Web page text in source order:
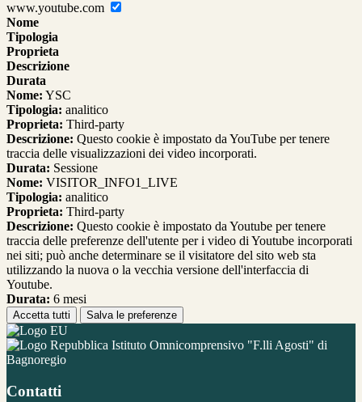
www.youtube.com
Nome
Tipologia
Proprieta
Descrizione
Durata
Nome: YSC
Tipologia: analitico
Proprieta: Third-party
Descrizione: Questo cookie è impostato da YouTube per tenere
traccia delle visualizzazioni dei video incorporati.
Durata: Sessione
Nome: VISITOR_INFO1_LIVE
Tipologia: analitico
Proprieta: Third-party
Descrizione: Questo cookie è impostato da Youtube per tenere
traccia delle preferenze dell'utente per i video di Youtube incorporati
nei siti; può anche determinare se il visitatore del sito web sta
utilizzando la nuova o la vecchia versione dell'interfaccia di
Youtube.
Durata: 6 mesi
Accetta tutti Salva le preferenze
Istituto Omnicomprensivo "F.lli Agosti" di
Bagnoregio
Contatti